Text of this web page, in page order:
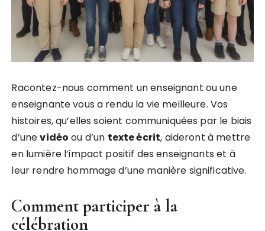
Racontez-nous comment un enseignant ou une
enseignante vous a rendu la vie meilleure. Vos
histoires, qu’elles soient communiquées par le biais
d’unevidéo ou d’un texteécrit, aideront à mettre
en lumière l’impact positif des enseignants et à
leur rendre hommage d’une manière significative.
Comment participer à la
célébration